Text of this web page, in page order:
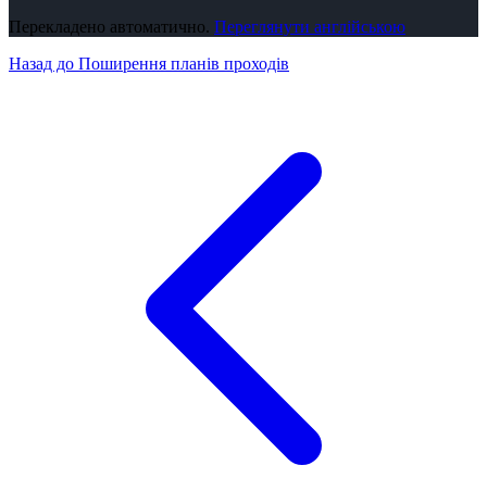
Перекладено автоматично. Переглянути англійською
Назад до Поширення планів проходів